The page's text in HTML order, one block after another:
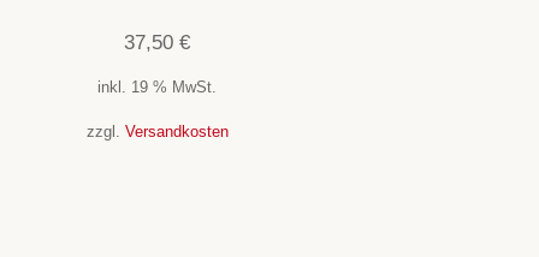
37,50€
inkl. 19 % MwSt.
zzgl. Versandkosten